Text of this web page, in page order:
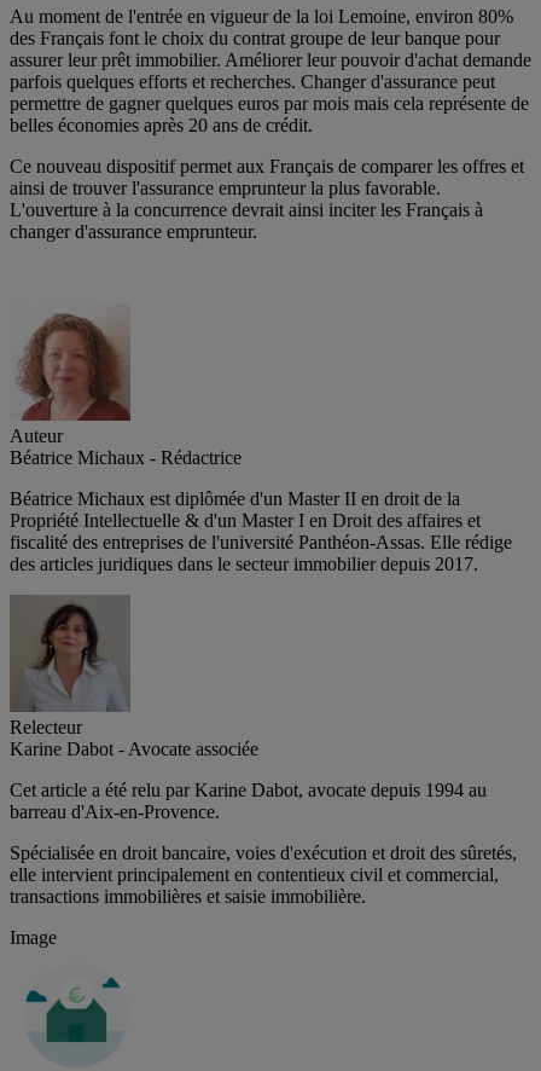
Au moment de l'entrée en vigueur de la loi Lemoine, environ 80%
des Français font le choix du contrat groupe de leur banque pour
assurer leur prêt immobilier. Améliorer leur pouvoir d'achat demande
parfois quelques efforts et recherches. Changer d'assurance peut
permettre de gagner quelques euros par mois mais cela représente de
belles économies après 20 ans de crédit.
Ce nouveau dispositif permet aux Français de comparer les offres et
ainsi de trouver l'assurance emprunteur la plus favorable.
L'ouverture à la concurrence devrait ainsi inciter les Français à
changer d'assurance emprunteur.
Auteur
Béatrice Michaux - Rédactrice
Béatrice Michaux est diplômée d'un Master II en droit de la
Propriété Intellectuelle & d'un Master I en Droit des affaires et
fiscalité des entreprises de l'université Panthéon-Assas. Elle rédige
des articles juridiques dans le secteur immobilier depuis 2017.
Relecteur
Karine Dabot - Avocate associée
Cet article a été relu par Karine Dabot, avocate depuis 1994 au
barreau d'Aix-en-Provence.
Spécialisée en droit bancaire, voies d'exécution et droit des sûretés,
elle intervient principalement en contentieux civil et commercial,
transactions immobilières et saisie immobilière.
Image